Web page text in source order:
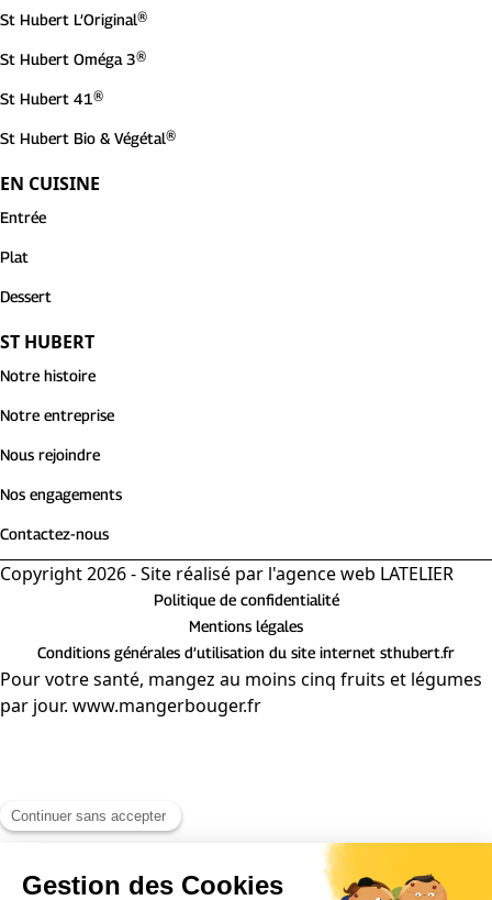
St Hubert L’Original®
St Hubert Oméga 3®
St Hubert 41®
St Hubert Bio & Végétal®
EN CUISINE
Entrée
Plat
Dessert
ST HUBERT
Notre histoire
Notre entreprise
Nous rejoindre
Nos engagements
Contactez-nous
Copyright 2026 - Site réalisé par l'agence web LATELIER
Politique de confidentialité
Mentions légales
Conditions générales d’utilisation du site internet sthubert.fr
Pour votre santé, mangez au moins cinq fruits et légumes
par jour. www.mangerbouger.fr